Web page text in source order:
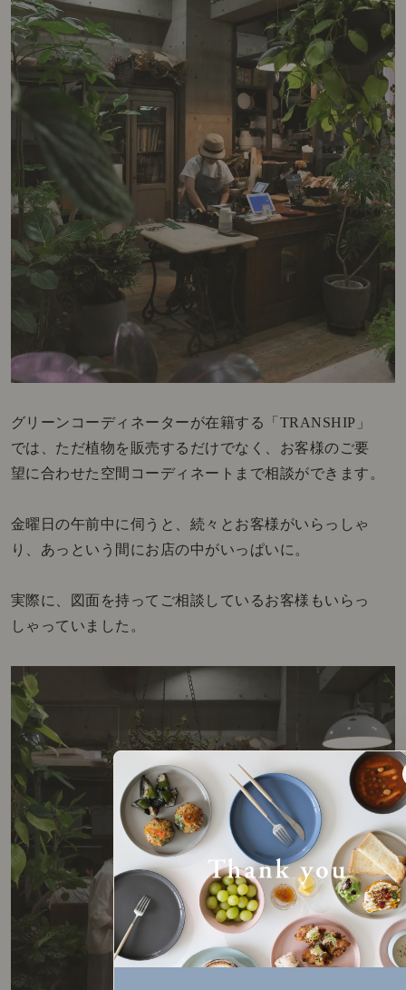
グリーンコーディネーターが在籍する「TRANSHIP」
では、ただ植物を販売するだけでなく、お客様のご要
望に合わせた空間コーディネートまで相談ができます。
金曜日の午前中に伺うと、続々とお客様がいらっしゃ
り、あっという間にお店の中がいっぱいに。
実際に、図面を持ってご相談しているお客様もいらっ
しゃっていました。